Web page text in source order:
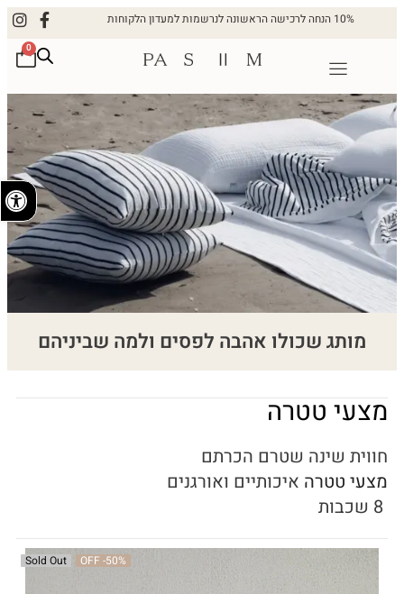
10% הנחה לרכישה הראשונה לנרשמות למעדון הלקוחות
0
מותג שכולו אהבה לפסים ולמה שביניהם
מצעי טטרה
חווית שינה שטרם הכרתם
מצעי טטרה איכותיים ואורגנים
-50%
OFF
Sold Out